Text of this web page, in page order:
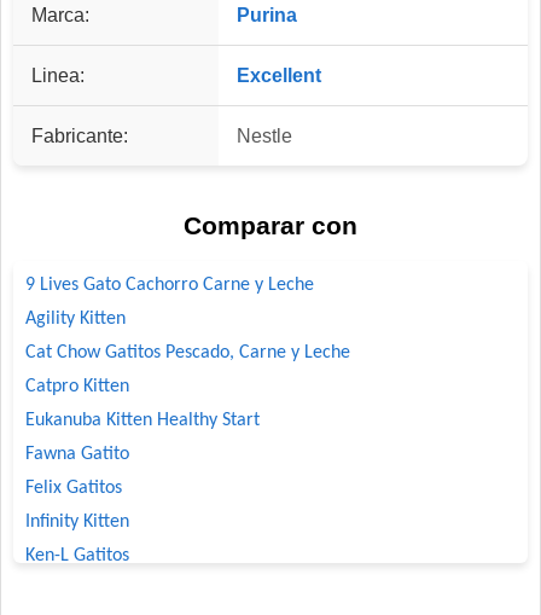
Marca: Purina
Linea: Excellent
Fabricante: Nestle
Comparar con
9 Lives Gato Cachorro Carne y Leche
Agility Kitten
Cat Chow Gatitos Pescado, Carne y Leche
Catpro Kitten
Eukanuba Kitten Healthy Start
Fawna Gatito
Felix Gatitos
Infinity Kitten
Ken-L Gatitos